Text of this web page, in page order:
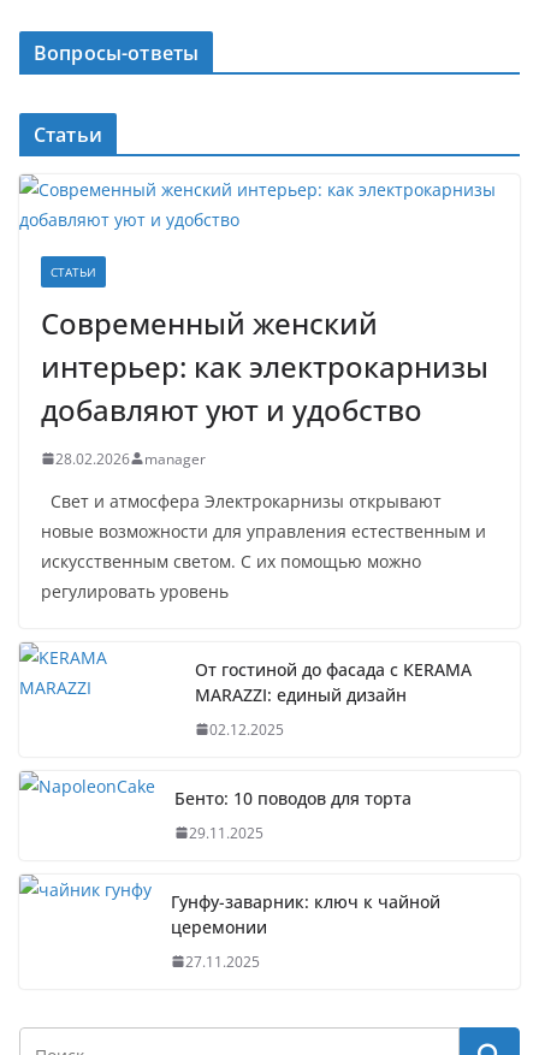
Вопросы-ответы
Статьи
СТАТЬИ
Современный женский
интерьер: как электрокарнизы
добавляют уют и удобство
28.02.2026 manager
Свет и атмосфера Электрокарнизы открывают
новые возможности для управления естественным и
искусственным светом. С их помощью можно
регулировать уровень
От гостиной до фасада с KERAMA
MARAZZI: единый дизайн
02.12.2025
Бенто: 10 поводов для торта
29.11.2025
Гунфу-заварник: ключ к чайной
церемонии
27.11.2025